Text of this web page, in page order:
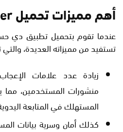
أهم مميزات تحميل DJ Liker
تستفيد من مميزاته العديدة،
زيادة عدد علامات
منشورات المستخدمين، مما
المستهلك في المتابعة
كذلك أمان وسرية بيانات